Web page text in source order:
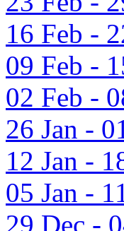
16 Feb -
09 Feb -
02 Feb -
26 Jan -
12 Jan -
05 Jan -
29 Dec -